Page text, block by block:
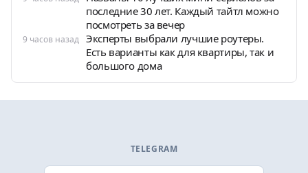
последние 30 лет. Каждый тайтл можно
посмотреть за вечер
9 часов назад Эксперты выбрали лучшие роутеры.
Есть варианты как для квартиры, так и
большого дома
TELEGRAM